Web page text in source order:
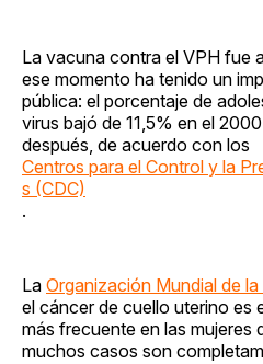
La vacuna contra el VPH fue
ese momento ha tenido un
pública: el porcentaje de
virus bajó de 11,5% en el
después, de acuerdo con los
Centros para el Control y la
s (CDC)
.
La Organización Mundial de
el cáncer de cuello uterino es
más frecuente en las mujeres
muchos casos son